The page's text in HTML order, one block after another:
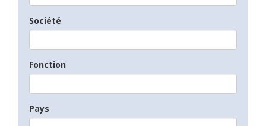
Société
Fonction
Pays